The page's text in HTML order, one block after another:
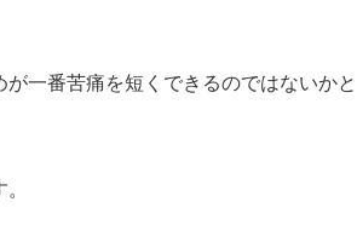
一番苦痛を短くできるのではないかと